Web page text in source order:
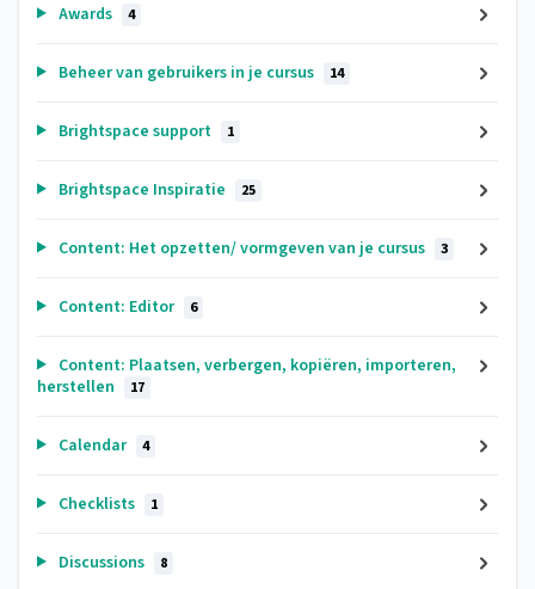
Awards 4
Beheer van gebruikers in je cursus 14
Brightspace support 1
Brightspace Inspiratie 25
Content: Het opzetten/ vormgeven van je cursus 3
Content: Editor 6
Content: Plaatsen, verbergen, kopiëren, importeren,
herstellen
17
Calendar 4
Checklists 1
Discussions 8